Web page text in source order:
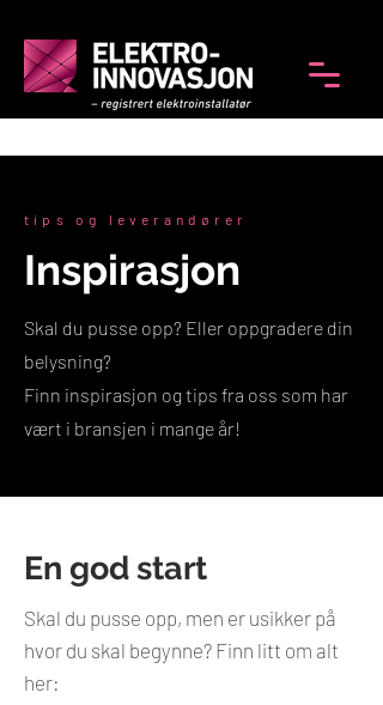
tips og leverandører
Inspirasjon
Skal du pusse opp? Eller oppgradere din
belysning?
Finn inspirasjon og tips fra oss som har
vært i bransjen i mange år!
En god start
Skal du pusse opp, men er usikker på
hvor du skal begynne? Finn litt om alt
her: